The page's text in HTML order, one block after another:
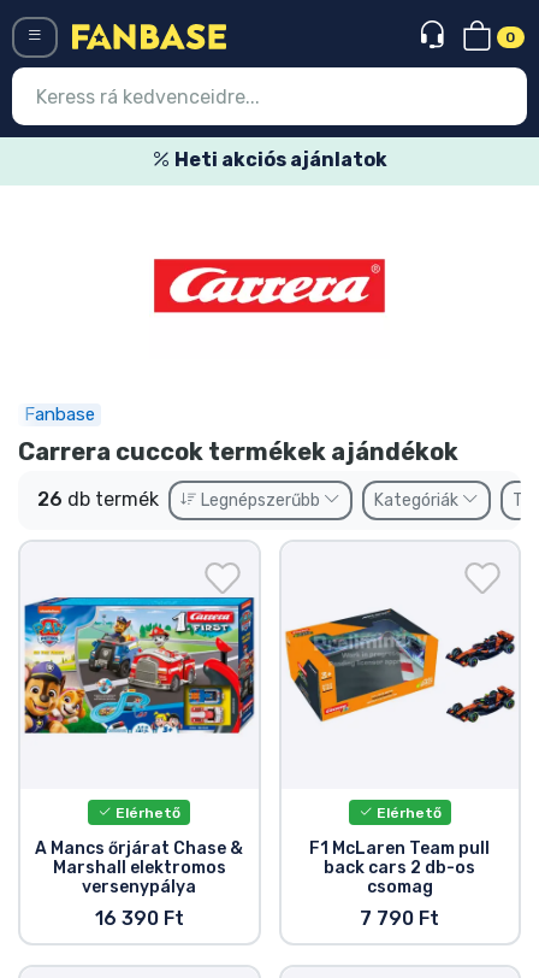
0
Heti akciós ajánlatok
Fanbase
Carrera cuccok termékek ajándékok
26 db termék Legnépszerűbb Kategóriák
Elérhető
A Mancs őrjárat Chase &
Marshall elektromos
versenypálya
16 390 Ft
Elérhető
F1 McLaren Team pull
back cars 2 db-os
csomag
7 790 Ft
Legújabb cuccok
Előrendelhető cuccok
Outlet cuccok
Ajándékkártya
Szállítás és fizetés
Sorozatos cuccok
Filmes cuccok
Mesés cuccok
Animés cuccok
Gamer cuccok